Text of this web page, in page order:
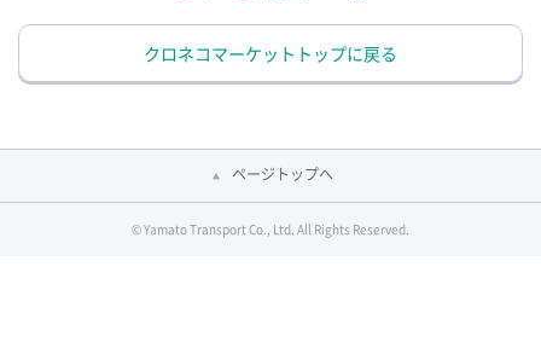
クロネコマーケットトップに戻る
ページトップへ
© Yamato Transport Co., Ltd. All Rights Reserved.